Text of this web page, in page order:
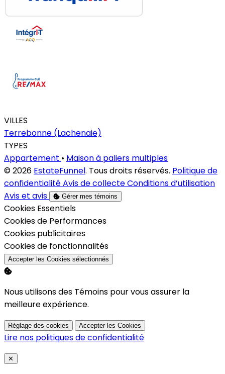
VILLES
Terrebonne (Lachenaie)
TYPES
Appartement • Maison à paliers multiples
© 2026 EstateFunnel. Tous droits réservés. Politique de
confidentialitéAvis de collecteConditions d’utilisation
Avis et avis
Gérer mes témoins
Activer
Cookies Essentiels
Activer
Cookies de Performances
Activer
Cookies publicitaires
Activer
Cookies de fonctionnalités
Accepter les Cookies sélectionnés
Nous utilisons des Témoins pour vous assurer la
meilleure expérience.
Réglage des cookies Accepter les Cookies
Lire nos politiques de confidentialité
Close
✕